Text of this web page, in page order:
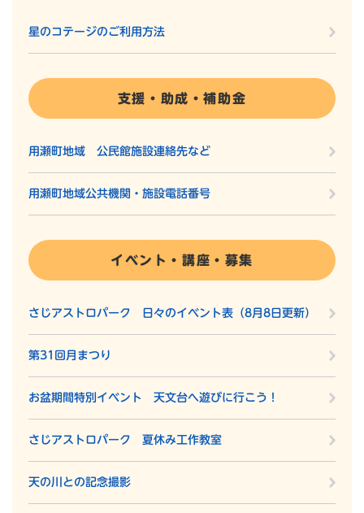
星のコテージのご利用方法
支援・助成・補助金
用瀬町地域 公民館施設連絡先など
用瀬町地域公共機関・施設電話番号
イベント・講座・募集
さじアストロパーク 日々のイベント表（8月8日更新）
第31回月まつり
お盆期間特別イベント 天文台へ遊びに行こう！
さじアストロパーク 夏休み工作教室
天の川との記念撮影